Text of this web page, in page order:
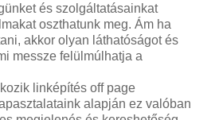
és szolgáltatásainkat
oszthatunk meg. Ám ha
akkor olyan láthatóságot és
messze felülmúlhatja a
linképítés off page
alapján ez valóban